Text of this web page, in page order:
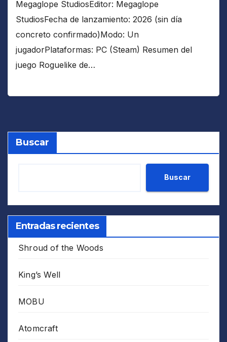
Megaglope StudiosEditor: Megaglope
StudiosFecha de lanzamiento: 2026 (sin día
concreto confirmado)Modo: Un
jugadorPlataformas: PC (Steam) Resumen del
juego Roguelike de…
Buscar
Buscar
Entradas recientes
Shroud of the Woods
King’s Well
MOBU
Atomcraft